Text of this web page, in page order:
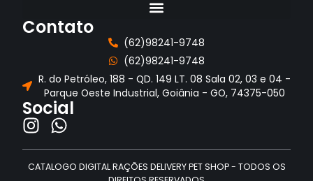
Contato
(62)98241-9748
(62)98241-9748
R. do Petróleo, 188 - QD. 149 LT. 08 Sala 02, 03 e 04 -
Parque Oeste Industrial, Goiânia - GO, 74375-050
Social
CATALOGO DIGITAL RAÇÕES DELIVERY PET SHOP - TODOS OS